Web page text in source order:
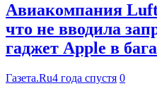
Авиакомпания
что не вводила
гаджет Apple в
Газета.Ru4 года спустя 0